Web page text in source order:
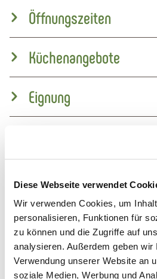
Diese Webseite verwendet
Wir verwenden Cookies, um
personalisieren, Funktionen für
zu können und die Zugriffe auf
analysieren. Außerdem geben
Verwendung unserer Website an
soziale Medien, Werbung und
Öffnungszeiten
Küchenangebote
Eignung
Raucher
Spezialitäten